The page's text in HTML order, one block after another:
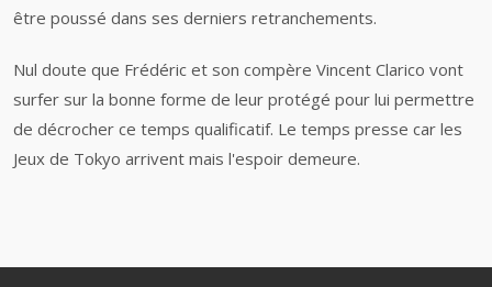
être poussé dans ses derniers retranchements.
Nul doute que Frédéric et son compère Vincent Clarico vont
surfer sur la bonne forme de leur protégé pour lui permettre
de décrocher ce temps qualificatif. Le temps presse car les
Jeux de Tokyo arrivent mais l'espoir demeure.